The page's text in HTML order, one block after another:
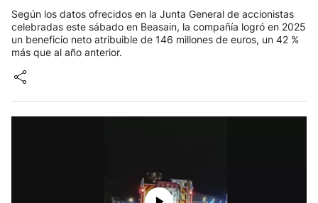
Según los datos ofrecidos en la Junta General de accionistas
celebradas este sábado en Beasain, la compañía logró en 2025
un beneficio neto atribuible de 146 millones de euros, un 42 %
más que al año anterior.